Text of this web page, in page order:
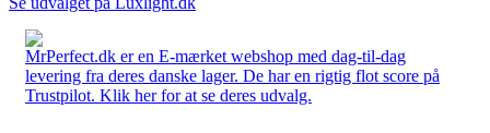
MrPerfect.dk er en E-mærket webshop med dag-til-dag
levering fra deres danske lager. De har en rigtig flot score på
Trustpilot. Klik her for at se deres udvalg.